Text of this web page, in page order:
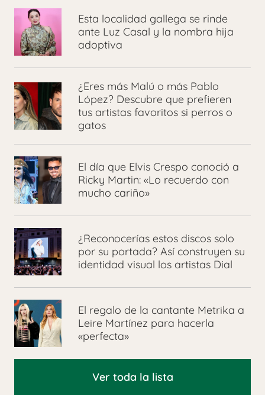
Esta localidad gallega se rinde
ante Luz Casal y la nombra hija
adoptiva
¿Eres más Malú o más Pablo
López? Descubre que prefieren
tus artistas favoritos si perros o
gatos
El día que Elvis Crespo conoció a
Ricky Martin: «Lo recuerdo con
mucho cariño»
¿Reconocerías estos discos solo
por su portada? Así construyen su
identidad visual los artistas Dial
El regalo de la cantante Metrika a
Leire Martínez para hacerla
«perfecta»
Ver toda la lista